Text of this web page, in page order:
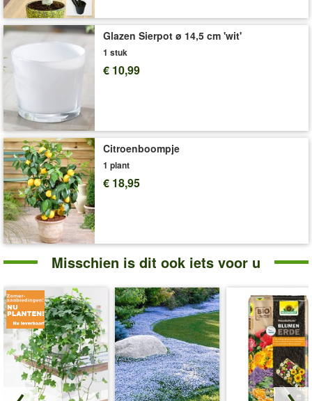
Art.nr.:7713
Levering omvat:
13 cm-pot, ca. 20 cm
'Klimop'
Plant- en Verzorgingstips
Glazen Sierpot ø 14,5 cm 'wit'
1 stuk
€ 10,99
Citroenboompje
1 plant
€ 18,95
Misschien is dit ook iets voor u